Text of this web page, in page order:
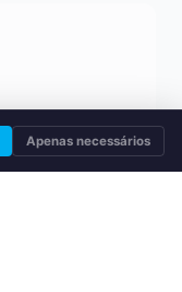
Apenas necessários